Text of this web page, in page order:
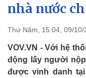
Quốc hội
nhà nước
Thứ Năm, 15:04, 09/10/
VOV.VN - Với hệ
động lấy người
được vinh danh